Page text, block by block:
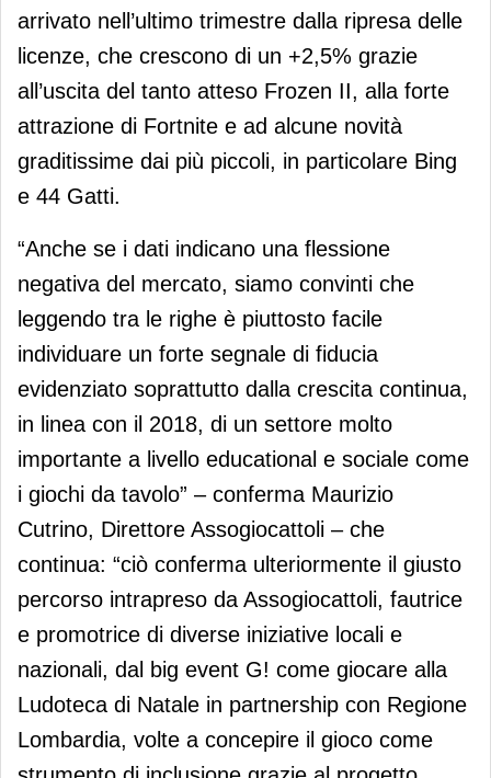
arrivato nell’ultimo trimestre dalla ripresa delle
licenze, che crescono di un +2,5% grazie
all’uscita del tanto atteso Frozen II, alla forte
attrazione di Fortnite e ad alcune novità
graditissime dai più piccoli, in particolare Bing
e 44 Gatti.
“Anche se i dati indicano una flessione
negativa del mercato, siamo convinti che
leggendo tra le righe è piuttosto facile
individuare un forte segnale di fiducia
evidenziato soprattutto dalla crescita continua,
in linea con il 2018, di un settore molto
importante a livello educational e sociale come
i giochi da tavolo” – conferma Maurizio
Cutrino, Direttore Assogiocattoli – che
continua: “ciò conferma ulteriormente il giusto
percorso intrapreso da Assogiocattoli, fautrice
e promotrice di diverse iniziative locali e
nazionali, dal big event G! come giocare alla
Ludoteca di Natale in partnership con Regione
Lombardia, volte a concepire il gioco come